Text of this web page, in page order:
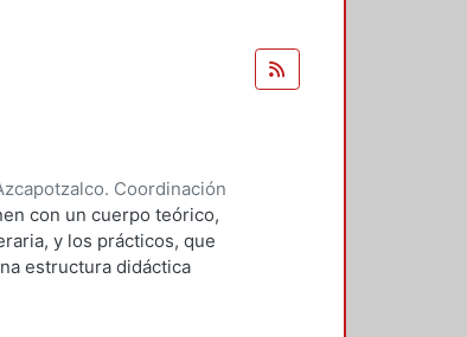
Coordinación
David
con un cuerpo teórico,
y los prácticos, que
estructura didáctica